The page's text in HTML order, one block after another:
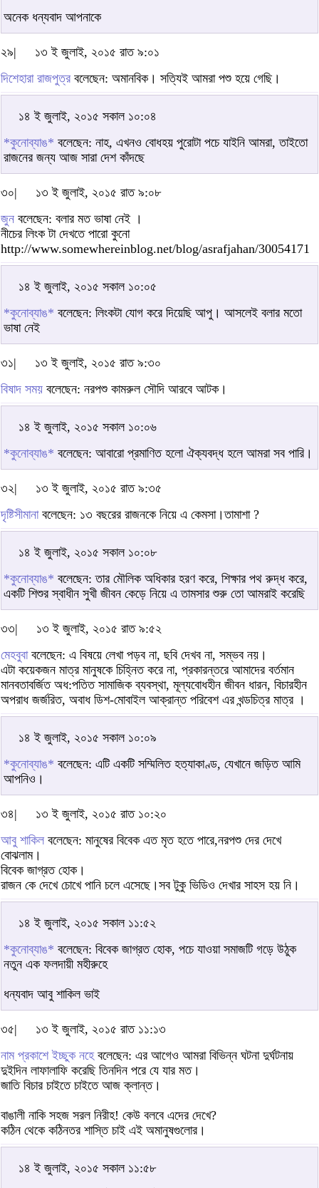
অনেক ধন্যবাদ আপনাকে
২৯|
১৩ ই জুলাই, ২০১৫ রাত ৯:০১
দিশেহারা রাজপুত্র বলেছেন: অমানবিক। সত্যিই আমরা পশু হয়ে গেছি।
১৪ ই জুলাই, ২০১৫ সকাল ১০:০৪
*কুনোব্যাঙ* বলেছেন: নাহ, এখনও বোধহয় পুরোটা পচে যাইনি আমরা, তাইতো
রাজনের জন্য আজ সারা দেশ কাঁদছে
৩০|
১৩ ই জুলাই, ২০১৫ রাত ৯:০৮
জুন বলেছেন: বলার মত ভাষা নেই ।
নীচের লিংক টা দেখতে পারো কুনো
http://www.somewhereinblog.net/blog/asrafjahan/30054171
১৪ ই জুলাই, ২০১৫ সকাল ১০:০৫
*কুনোব্যাঙ* বলেছেন: লিংকটা যোগ করে দিয়েছি আপু। আসলেই বলার মতো
ভাষা নেই
৩১|
১৩ ই জুলাই, ২০১৫ রাত ৯:৩০
বিষাদ সময় বলেছেন: নরপশু কামরুল সৌদি আরবে আটক।
১৪ ই জুলাই, ২০১৫ সকাল ১০:০৬
*কুনোব্যাঙ* বলেছেন: আবারো প্রমাণিত হলো ঐক্যবদ্ধ হলে আমরা সব পারি।
৩২|
১৩ ই জুলাই, ২০১৫ রাত ৯:৩৫
দৃষ্টিসীমানাবলেছেন: ১৩ বছরের রাজনকে নিয়ে এ কেমসা।তামাশা ?
১৪ ই জুলাই, ২০১৫ সকাল ১০:০৮
*কুনোব্যাঙ* বলেছেন: তার মৌলিক অধিকার হরণ করে, শিক্ষার পথ রুদ্ধ করে,
একটি শিশুর স্বাধীন সুখী জীবন কেড়ে নিয়ে এ তামসার শুরু তো আমরাই করেছি
৩৩|
১৩ ই জুলাই, ২০১৫ রাত ৯:৫২
মেহবুবাবলেছেন: এ বিষয়ে লেখা পড়ব না, ছবি দেখব না, সম্ভব নয়।
এটা কয়েকজন মাত্র মানুষকে চিহ্নিত করে না, প্রকারন্তরে আমাদের বর্তমান
মানবতাবর্জিত অধ:পতিত সামাজিক ব্যবস্থা, মূল্যবোধহীন জীবন ধারন, বিচারহীন
অপরাধ জর্জরিত, অবাধ ডিশ-মোবাইল আক্রান্ত পরিবেশ এর খন্ডচিত্র মাত্র ।
১৪ ই জুলাই, ২০১৫ সকাল ১০:০৯
*কুনোব্যাঙ* বলেছেন: এটি একটি সম্মিলিত হত্যাকাণ্ড, যেখানে জড়িত আমি
আপনিও।
৩৪|
১৩ ই জুলাই, ২০১৫ রাত ১০:২০
আবু শাকিল বলেছেন: মানুষের বিবেক এত মৃত হতে পারে,নরপশু দের দেখে
বোঝলাম।
বিবেক জাগ্রত হোক।
রাজন কে দেখে চোখে পানি চলে এসেছে।সব টুকু ভিডিও দেখার সাহস হয় নি।
১৪ ই জুলাই, ২০১৫ সকাল ১১:৫২
*কুনোব্যাঙ* বলেছেন: বিবেক জাগ্রত হোক, পচে যাওয়া সমাজটি গড়ে উঠুক
নতুন এক ফলদায়ী মহীরুহে
ধন্যবাদ আবু শাকিল ভাই
৩৫|
১৩ ই জুলাই, ২০১৫ রাত ১১:১৩
নাম প্রকাশে ইচ্ছুক নহেবলেছেন: এর আগেও আমরা বিভিন্ন ঘটনা দুর্ঘটনায়
দুইদিন লাফালাফি করেছি তিনদিন পরে যে যার মত।
জাতি বিচার চাইতে চাইতে আজ ক্লান্ত।
বাঙালী নাকি সহজ সরল নিরীহ! কেউ বলবে এদের দেখে?
কঠিন থেকে কঠিনতর শাস্তি চাই এই অমানুষগুলোর।
১৪ ই জুলাই, ২০১৫ সকাল ১১:৫৮